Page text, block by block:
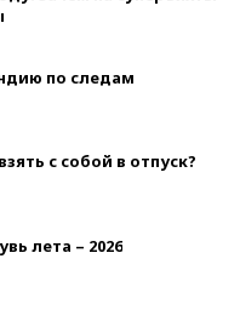
по следам
с собой в отпуск?
лета – 2026